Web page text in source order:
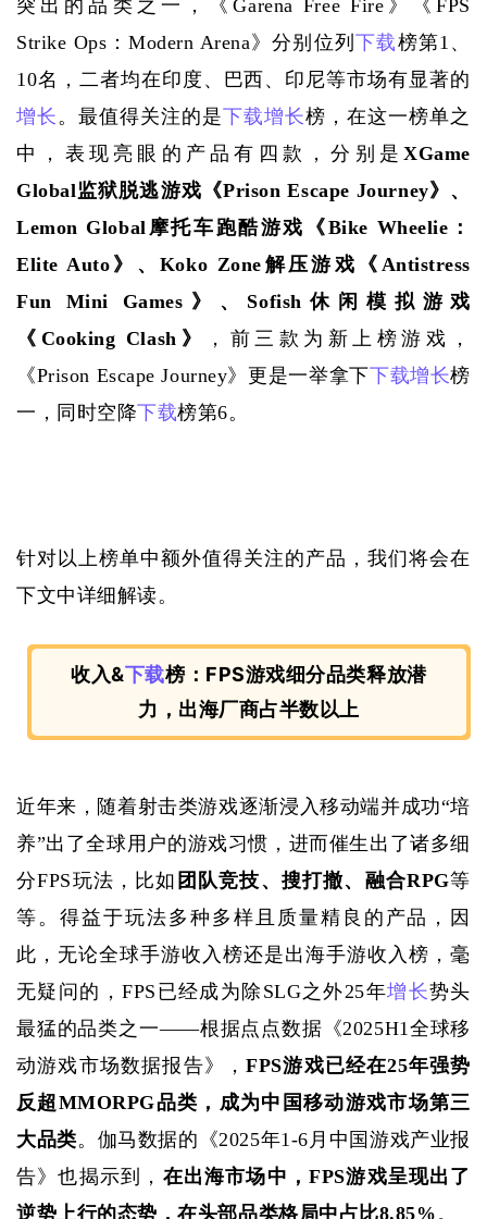
突出的品类之一，《Garena Free Fire》《FPS
Strike Ops：Modern Arena》分别位列下载榜第1、
10名，二者均在印度、巴西、印尼等市场有显著的
增长。最值得关注的是下载增长榜，在这一榜单之
中，表现亮眼的产品有四款，分别是XGame
Global监狱脱逃游戏《Prison Escape Journey》、
Lemon Global摩托车跑酷游戏《Bike Wheelie：
Elite Auto》、Koko Zone解压游戏《Antistress
Fun Mini Games》、Sofish休闲模拟游戏
《Cooking Clash》
，前三款为新上榜游戏，
《Prison Escape Journey》更是一举拿下下载增长榜
一，同时空降下载榜第6。
针对以上榜单中额外值得关注的产品，我们将会在
下文中详细解读。
收入&下载榜：FPS游戏细分品类释放潜
力，出海厂商占半数以上
近年来，随着射击类游戏逐渐浸入移动端并成功“培
养”出了全球用户的游戏习惯，进而催生出了诸多细
分FPS玩法，比如 团队竞技、搜打撤、融合RPG等
等。得益于玩法多种多样且质量精良的产品，因
此，无论全球手游收入榜还是出海手游收入榜，毫
无疑问的，FPS已经成为除SLG之外25年增长势头
最猛的品类之一——根据点点数据《2025H1全球移
动游戏市场数据报告》，FPS游戏已经在25年强势
反超MMORPG品类，成为中国移动游戏市场第三
大品类。伽马数据的《2025年1-6月中国游戏产业报
告》也揭示到， 在出海市场中，FPS游戏呈现出了
逆势上行的态势，在头部品类格局中占比8.85% 。